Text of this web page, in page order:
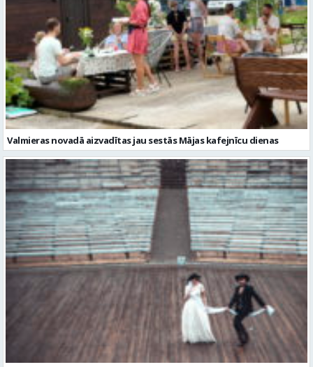
Valmieras novadā aizvadītas jau sestās Mājas kafejnīcu dienas